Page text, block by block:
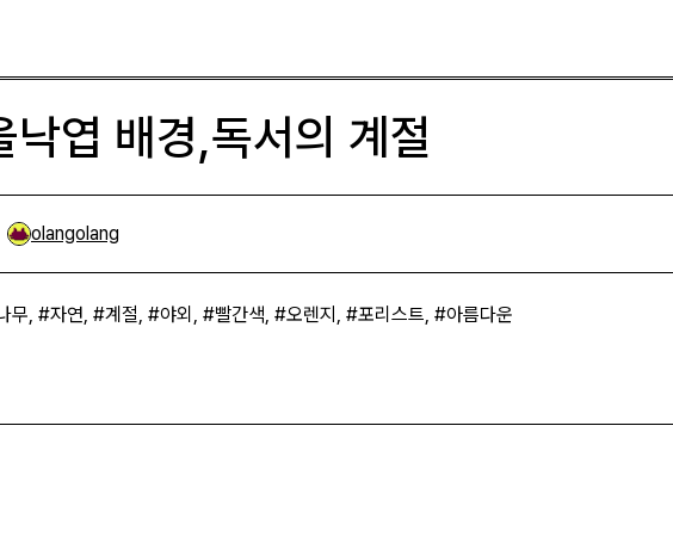
낙엽 배경,독서의 계절
olangolang
무, #자연, #계절, #야외, #빨간색, #오렌지, #포리스트, #아름다운